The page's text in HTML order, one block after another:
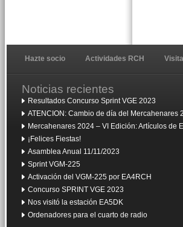
Hazte socio Actividades RCH
Noticias recientes
Resultados Concurso Sprint VGE 2023
ATENCION: Cambio de día del Mercahenares
Mercahenares 2024 – VI Edición: Artículos de
¡Felices Fiestas!
Asamblea Anual 11/11/2023
Sprint VGM-225
Activación del VGM-225 por EA4RCH
Concurso SPRINT VGE 2023
Nos visitó la estación EA5DK
Ordenadores para el cuarto de radio